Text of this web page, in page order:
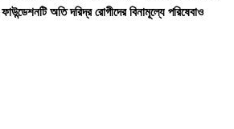
অতি দরিদ্র রোগীদের বিনামূল্যে পরিষেবাও